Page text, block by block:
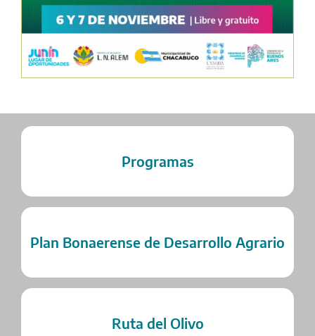
Programas
Plan Bonaerense de Desarrollo Agrario
Ruta del Olivo